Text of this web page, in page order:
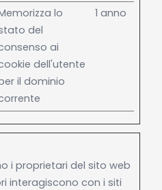
lo
del
ai
dell'utente
il dominio
1 anno
i proprietari del sito web
interagiscono con i siti